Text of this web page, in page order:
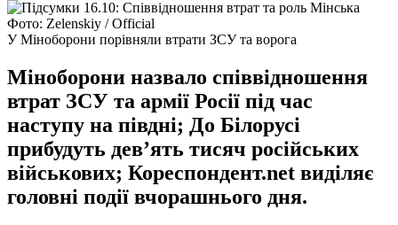
Фото: Zelenskiy / Official
У Міноборони порівняли втрати ЗСУ та ворога
Міноборони назвало співвідношення
втрат ЗСУ та армії Росії під час
наступу на півдні; До Білорусі
прибудуть дев’ять тисяч російських
військових; Кореспондент.net виділяє
головні події вчорашнього дня.